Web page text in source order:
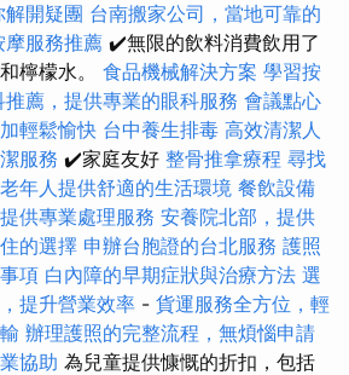
開疑團 台南搬家公司，當地可靠的
摩服務推薦 ✔️無限的飲料消費飲用了
檸檬水。 食品機械解決方案 學習按
推薦，提供專業的眼科服務 會議點心
輕鬆愉快 台中養生排毒 高效清潔人
服務 ✔️家庭友好 整骨推拿療程 尋找
年人提供舒適的生活環境 餐飲設備
供專業處理服務 安養院北部，提供
的選擇 申辦台胞證的台北服務 護照
項 白內障的早期症狀與治療方法 選
提升營業效率 - 貨運服務全方位，輕
辦理護照的完整流程，無煩惱申請
協助 為兒童提供慷慨的折扣，包括